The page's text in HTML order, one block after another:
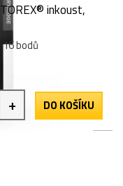
inkoust,
16 bodů
+ DO KOŠÍKU